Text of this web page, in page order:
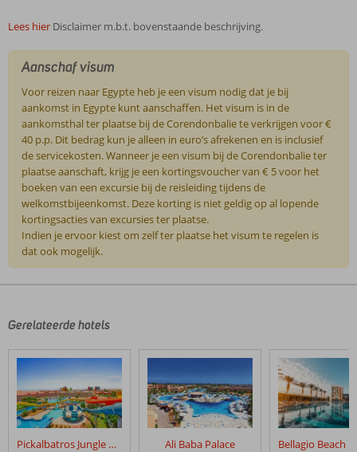
Lees hier Disclaimer m.b.t. bovenstaande beschrijving.
Aanschaf visum
Voor reizen naar Egypte heb je een visum nodig dat je bij
aankomst in Egypte kunt aanschaffen. Het visum is in de
aankomsthal ter plaatse bij de Corendonbalie te verkrijgen voor €
40 p.p. Dit bedrag kun je alleen in euro’s afrekenen en is inclusief
de servicekosten. Wanneer je een visum bij de Corendonbalie ter
plaatse aanschaft, krijg je een kortingsvoucher van € 5 voor het
boeken van een excursie bij de reisleiding tijdens de
welkomstbijeenkomst. Deze korting is niet geldig op al lopende
kortingsacties van excursies ter plaatse.
Indien je ervoor kiest om zelf ter plaatse het visum te regelen is
dat ook mogelijk.
door
klanten
geschreven
na
hun
verblijf
Gerelateerde hotels
Pickalbatros Jungle Aqua Park Resort – Neverland Ali Baba Palace